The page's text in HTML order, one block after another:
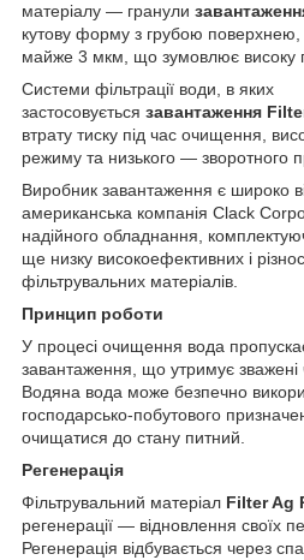
матеріалу — гранули
кутову форму з грубою поверхнею,
майже 3 мкм, що зумовлює високу
Системи фільтрації води, в яких
застосовується завантаження
втрату тиску під час очищення,
режиму та низького — зворотного
Виробник завантаження є широко
американська компанія Clack
надійного обладнання,
ще низку високоефективних і
фільтрувальних матеріалів.
Принцип роботи
У процесі очищення вода
завантаження, що утримує зважені
Водяна вода може безпечно
господарсько-побутового
очищатися до стану питний.
Регенерація
Фільтрувальний матеріал Filter Ag
регенерації — відновлення своїх
Регенерація відбувається через